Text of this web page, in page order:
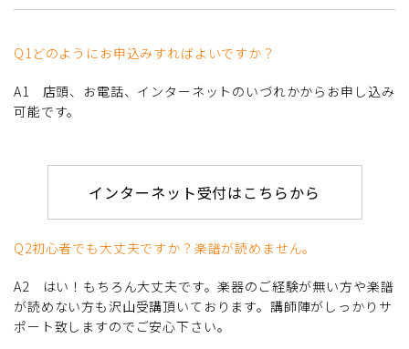
Q1どのようにお申込みすればよいですか？
A1 店頭、お電話、インターネットのいづれかからお申し込み
可能です。
インターネット受付はこちらから
Q2初心者でも大丈夫ですか？楽譜が読めません。
A2 はい！もちろん大丈夫です。楽器のご経験が無い方や楽譜
が読めない方も沢山受講頂いております。講師陣がしっかりサ
ポート致しますのでご安心下さい。